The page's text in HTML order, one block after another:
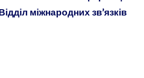
Відділ міжнародних зв’язків